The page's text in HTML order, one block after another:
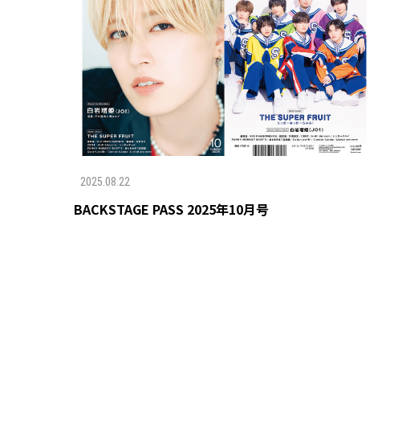
2025.08.22
BACKSTAGE PASS 2025年10月号